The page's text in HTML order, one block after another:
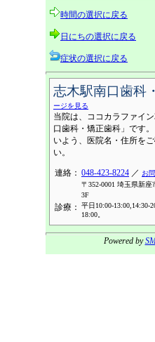
時間の選択に戻る
日にちの選択に戻る
症状の選択に戻る
志木駅南口歯科
ージを見る
当院は、ココカラファイ
口歯科・矯正歯科」です
いよう、医院名・住所を
い。
連絡： 048-423-8224 ／ お
〒352-0001 埼玉県新
3F
診療：
平日10:00-13:00,14:30-
18:00。
Powered by